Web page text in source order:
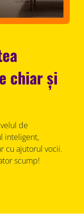
chiar și
de
inteligent,
cu ajutorul vocii.
scump!